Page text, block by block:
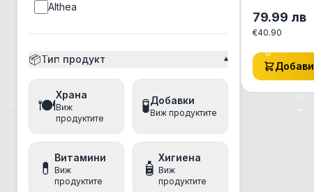
Althea
Anima
Animonda
anipro
Antos
Applaws
📦Тип продукт ▾
🍽️
Храна
Виж
продуктите
🧪Добавки
Виж продуктите
💊
Витамини
Виж
продуктите
🧴
Хигиена
Виж
продуктите
79.99 лв
€40.90
Добави